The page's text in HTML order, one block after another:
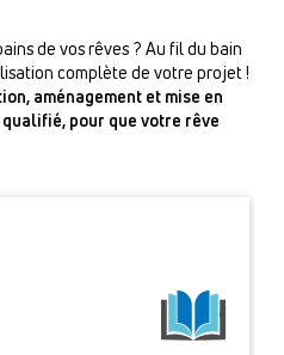
de vos rêves ? Au fil du bain
complète de votre projet !
aménagement et mise en
pour que votre rêve